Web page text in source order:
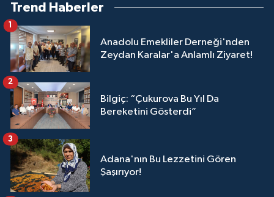
Trend Haberler
Anadolu Emekliler Derneği'nden
Zeydan Karalar'a Anlamlı Ziyaret!
1
Bilgiç: “Çukurova Bu Yıl Da
Bereketini Gösterdi”
2
Adana'nın Bu Lezzetini Gören
Şaşırıyor!
3